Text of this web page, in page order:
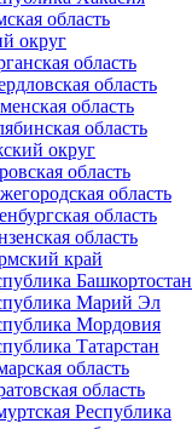
область
округ
область
область
область
область
округ
область
область
область
область
край
Башкортостан
Марий Эл
Мордовия
Татарстан
область
область
Республика